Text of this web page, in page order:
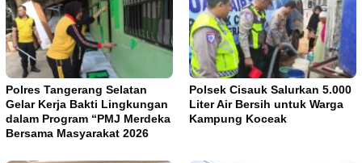
Polres Tangerang Selatan
Gelar Kerja Bakti Lingkungan
dalam Program “PMJ Merdeka
Bersama Masyarakat 2026
Polsek Cisauk Salurkan 5.000
Liter Air Bersih untuk Warga
Kampung Koceak